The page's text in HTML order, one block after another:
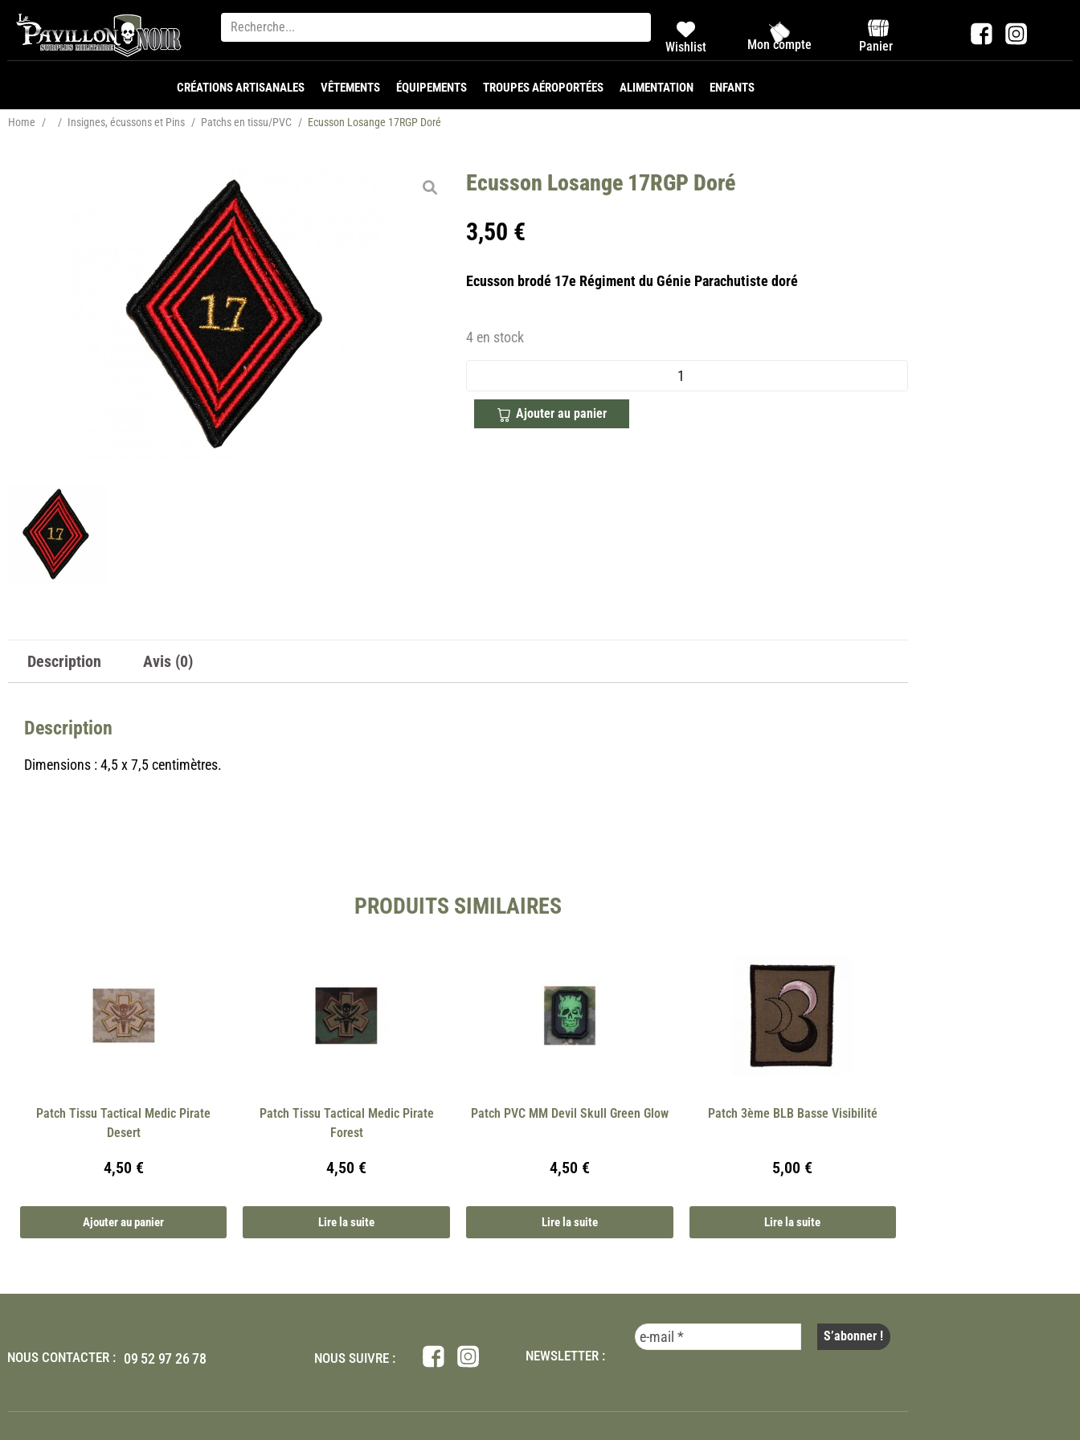
Wishlist Mon compte Panier
CRÉATIONS ARTISANALES VÊTEMENTS ÉQUIPEMENTS TROUPES AÉROPORTÉES ALIMENTATION ENFANTS
Home / / Insignes, écussons et Pins / Patchs en tissu/PVC / Ecusson Losange 17RGP Doré
Ecusson Losange 17RGP Doré
3,50 €
Ecusson brodé 17e Régiment du Génie Parachutiste doré
4 en stock
Ajouter au panier
Description Avis (0)
Description
Dimensions : 4,5 x 7,5 centimètres.
PRODUITS SIMILAIRES
Patch Tissu Tactical Medic Pirate
Desert
4,50 €
Ajouter au panier
Patch Tissu Tactical Medic Pirate
Forest
4,50 €
Lire la suite
Patch PVC MM Devil Skull Green Glow
4,50 €
Lire la suite
Patch 3ème BLB Basse Visibilité
5,00 €
Lire la suite
NOUS CONTACTER : 09 52 97 26 78 NOUS SUIVRE : NEWSLETTER :